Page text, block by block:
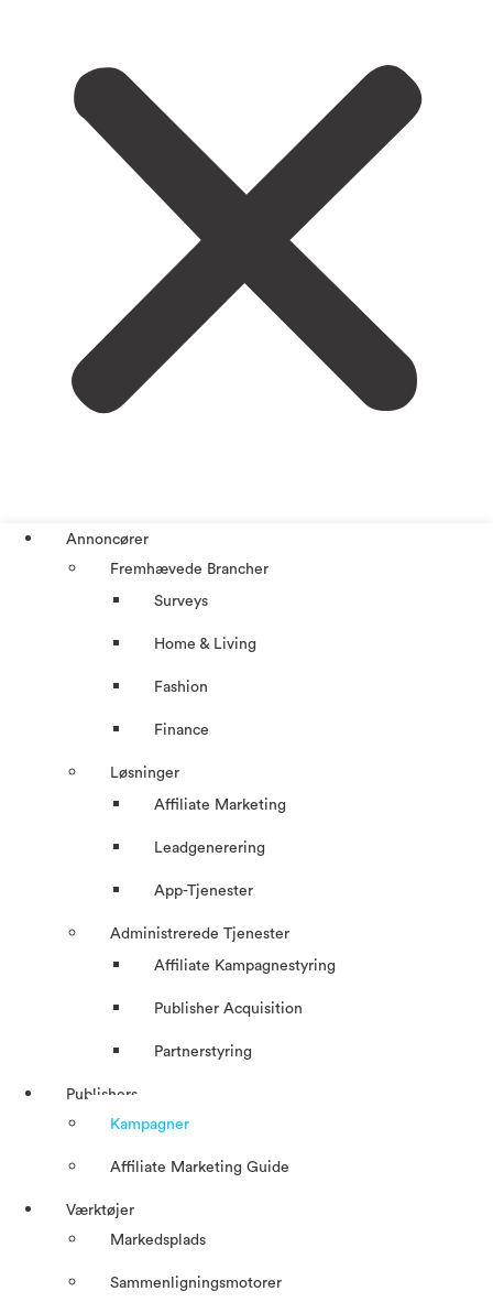
Annoncører
Fremhævede Brancher
Surveys
Home & Living
Fashion
Finance
Løsninger
Affiliate Marketing
Leadgenerering
App-Tjenester
Administrerede Tjenester
Affiliate Kampagnestyring
Publisher Acquisition
Partnerstyring
Publishers
Kampagner
Affiliate Marketing Guide
Værktøjer
Markedsplads
Sammenligningsmotorer